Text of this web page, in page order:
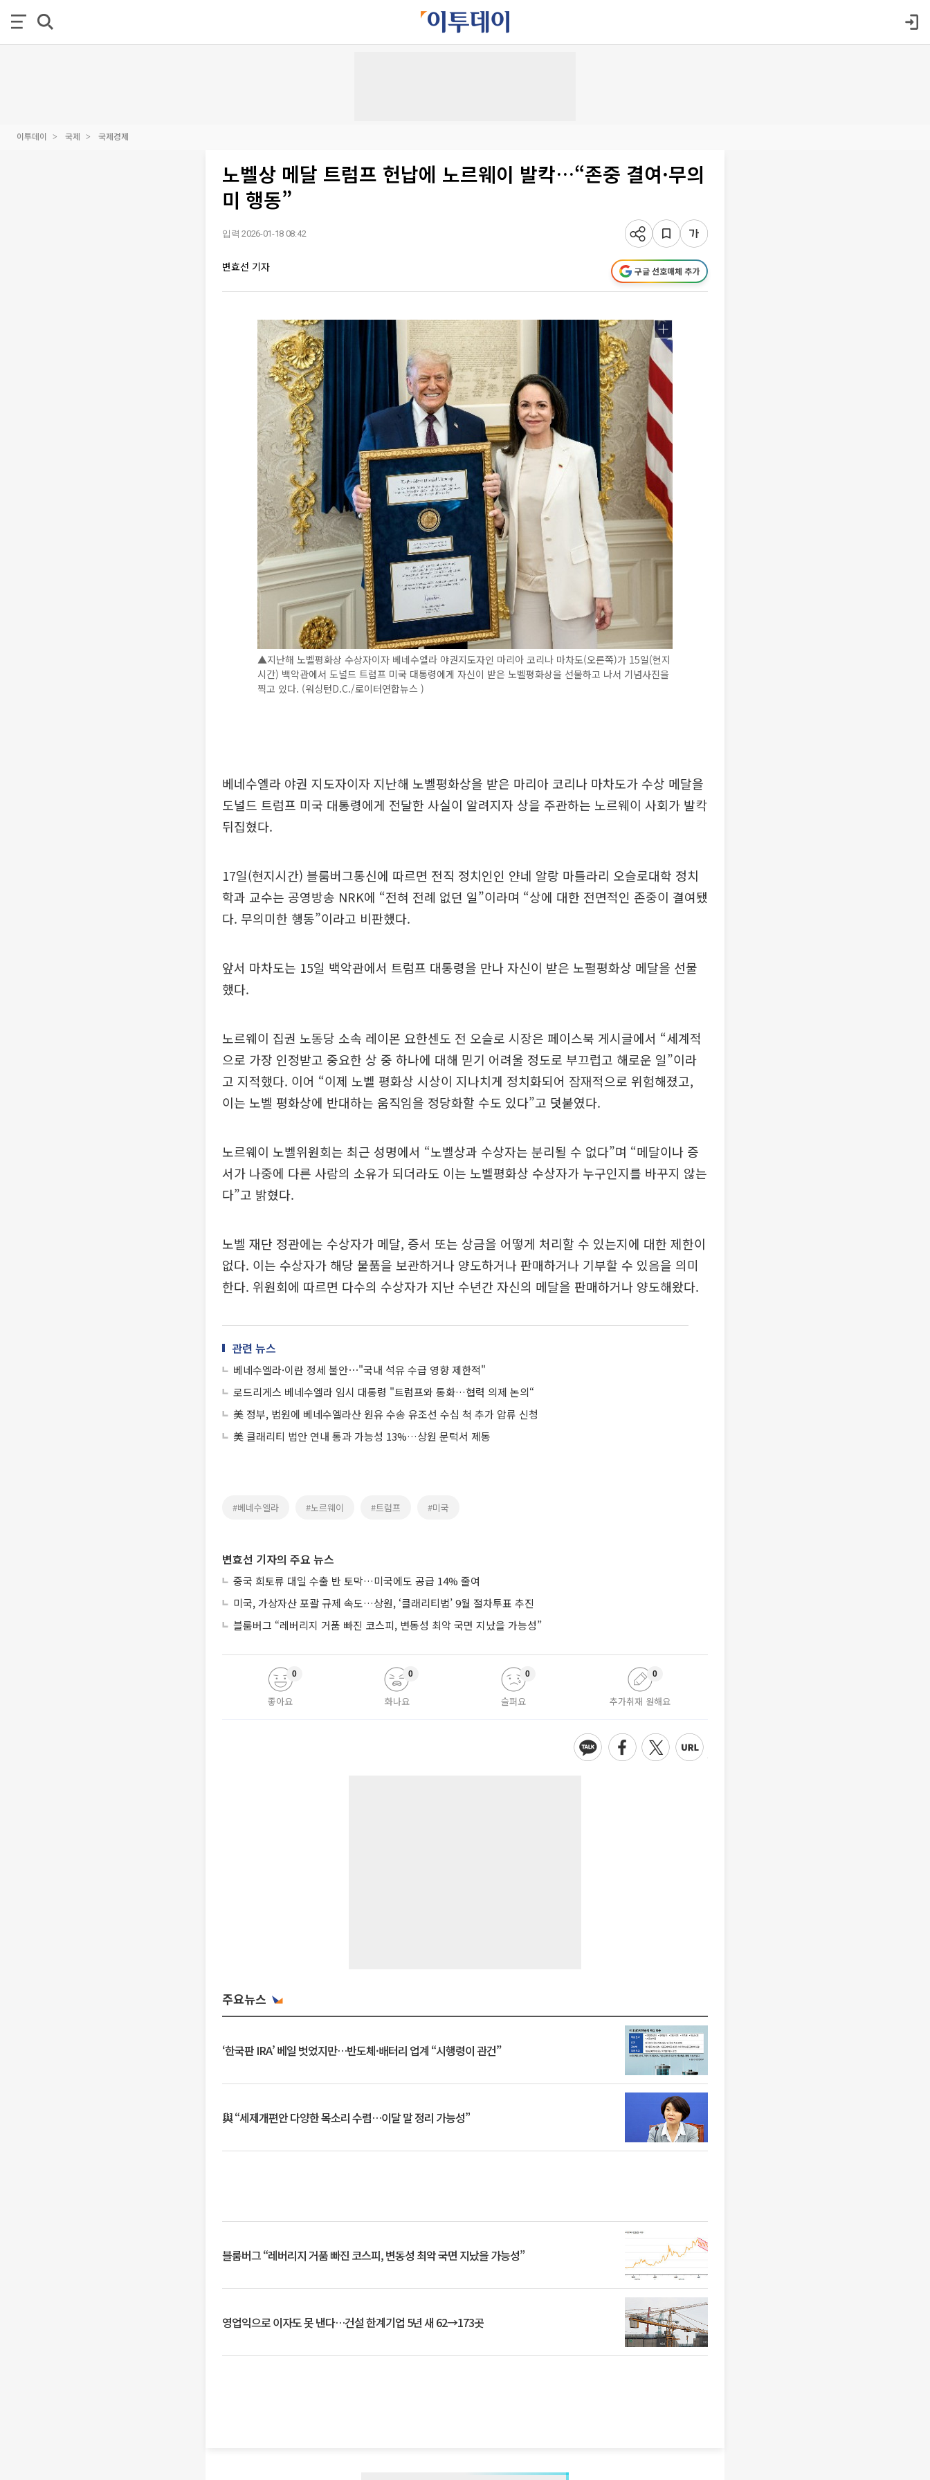
이투데이 국제 국제경제
노벨상 메달 트럼프 헌납에 노르웨이 발칵…“존중 결여·무의
미 행동”
입력 2026-01-18 08:42
변효선 기자 구글 선호매체 추가
▲지난해 노벨평화상 수상자이자 베네수엘라 야권지도자인 마리아 코리나 마차도(오른쪽)가 15일(현지
시간) 백악관에서 도널드 트럼프 미국 대통령에게 자신이 받은 노벨평화상을 선물하고 나서 기념사진을
찍고 있다. (워싱턴D.C./로이터연합뉴스 )
베네수엘라 야권 지도자이자 지난해 노벨평화상을 받은 마리아 코리나 마차도가 수상 메달을
도널드 트럼프 미국 대통령에게 전달한 사실이 알려지자 상을 주관하는 노르웨이 사회가 발칵
뒤집혔다.
17일(현지시간) 블룸버그통신에 따르면 전직 정치인인 얀네 알랑 마틀라리 오슬로대학 정치
학과 교수는 공영방송 NRK에 “전혀 전례 없던 일”이라며 “상에 대한 전면적인 존중이 결여됐
다. 무의미한 행동”이라고 비판했다.
앞서 마차도는 15일 백악관에서 트럼프 대통령을 만나 자신이 받은 노펼평화상 메달을 선물
했다.
노르웨이 집권 노동당 소속 레이몬 요한센도 전 오슬로 시장은 페이스북 게시글에서 “세계적
으로 가장 인정받고 중요한 상 중 하나에 대해 믿기 어려울 정도로 부끄럽고 해로운 일”이라
고 지적했다. 이어 “이제 노벨 평화상 시상이 지나치게 정치화되어 잠재적으로 위험해졌고,
이는 노벨 평화상에 반대하는 움직임을 정당화할 수도 있다”고 덧붙였다.
노르웨이 노벨위원회는 최근 성명에서 “노벨상과 수상자는 분리될 수 없다”며 “메달이나 증
서가 나중에 다른 사람의 소유가 되더라도 이는 노벨평화상 수상자가 누구인지를 바꾸지 않는
다”고 밝혔다.
노벨 재단 정관에는 수상자가 메달, 증서 또는 상금을 어떻게 처리할 수 있는지에 대한 제한이
없다. 이는 수상자가 해당 물품을 보관하거나 양도하거나 판매하거나 기부할 수 있음을 의미
한다. 위원회에 따르면 다수의 수상자가 지난 수년간 자신의 메달을 판매하거나 양도해왔다.
관련 뉴스
베네수엘라·이란 정세 불안⋯"국내 석유 수급 영향 제한적"
로드리게스 베네수엘라 임시 대통령 "트럼프와 통화…협력 의제 논의“
美 정부, 법원에 베네수엘라산 원유 수송 유조선 수십 척 추가 압류 신청
美 클래리티 법안 연내 통과 가능성 13%…상원 문턱서 제동
#베네수엘라 #노르웨이 #트럼프 #미국
변효선 기자의 주요 뉴스
중국 희토류 대일 수출 반 토막…미국에도 공급 14% 줄여
미국, 가상자산 포괄 규제 속도…상원, ‘클래리티법’ 9월 절차투표 추진
블룸버그 “레버리지 거품 빠진 코스피, 변동성 최악 국면 지났을 가능성”
좋아요
0
화나요
0
슬퍼요
0
추가취재 원해요
0
주요뉴스
‘한국판 IRA’ 베일 벗었지만…반도체·배터리 업계 “시행령이 관건”
與 “세제개편안 다양한 목소리 수렴…이달 말 정리 가능성”
블룸버그 “레버리지 거품 빠진 코스피, 변동성 최악 국면 지났을 가능성”
영업익으로 이자도 못 낸다…건설 한계기업 5년 새 62→173곳